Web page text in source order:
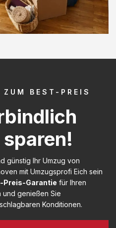
ZUM BEST-PREIS
günstig Ihr Umzug von
mit Umzugsprofi Eich sein
Preis-Garantie für Ihren
und genießen Sie
Konditionen.